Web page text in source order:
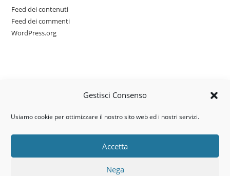
Gestisci Consenso
Usiamo cookie per ottimizzare il nostro sito web ed i nostri servizi.
Accetta
Nega
Feed dei contenuti
Feed dei commenti
WordPress.org
Via dell’artigianato, 14 – 31030